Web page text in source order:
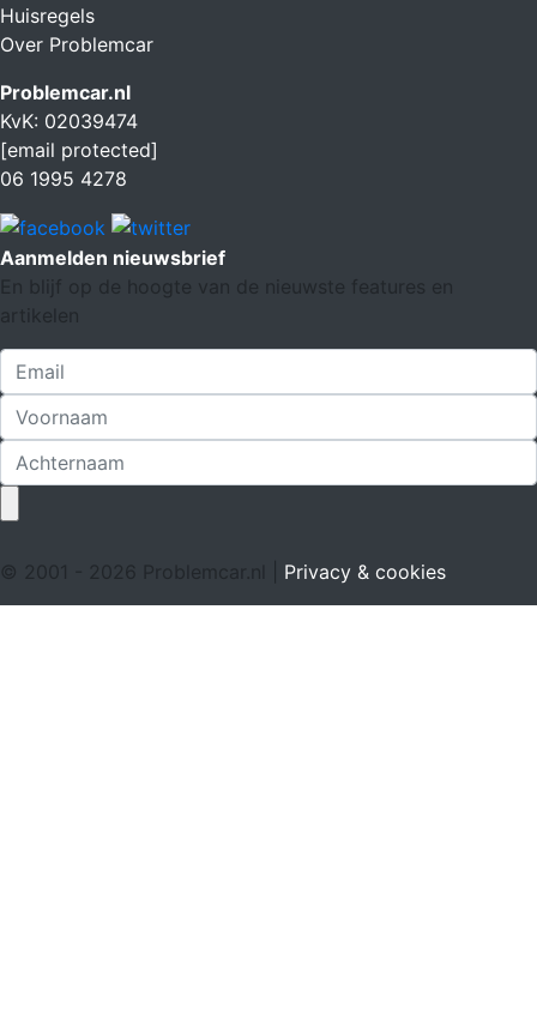
Huisregels
Over Problemcar
Problemcar.nl
KvK: 02039474
[email protected]
06 1995 4278
Aanmelden nieuwsbrief
En blijf op de hoogte van de nieuwste features en
artikelen
© 2001 - 2026 Problemcar.nl | Privacy & cookies